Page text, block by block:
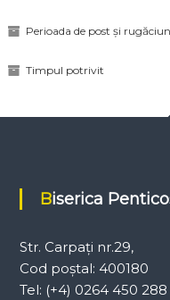
Perioada de post și
Timpul potrivit
Biserica
Str. Carpați nr.29,
Cod poștal: 400180
Tel: (+4) 0264 450 288